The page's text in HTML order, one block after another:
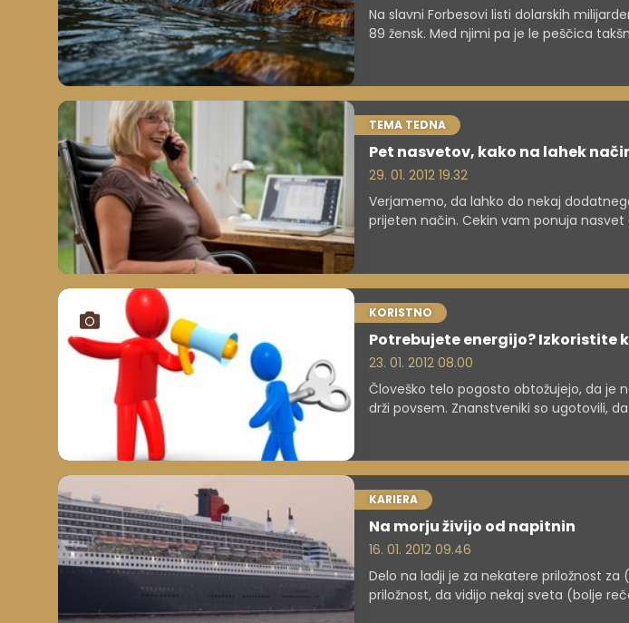
Na slavni Forbesovi listi dolarskih
89 žensk. Med njimi pa je le peščica
TEMA TEDNA
Pet nasvetov, kako na lahek
29. 01. 2012 19.32
Verjamemo, da lahko do nekaj
prijeten način. Cekin vam ponuja nasvet
KORISTNO
Potrebujete energijo? Izkoristite
23. 01. 2012 08.00
Človeško telo pogosto obtožujejo, da je
drži povsem. Znanstveniki so ugotovili,
KARIERA
Na morju živijo od napitnin
16. 01. 2012 09.46
Delo na ladji je za nekatere priložnost za
priložnost, da vidijo nekaj sveta (bolje